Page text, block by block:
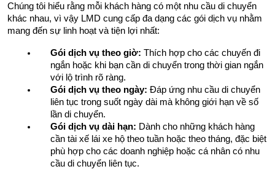
Chúng tôi hiểu rằng mỗi khách hàng có một nhu cầu di chuyển
khác nhau, vì vậy LMD cung cấp đa dạng các gói dịch vụ nhằm
mang đến sự linh hoạt và tiện lợi nhất:
Gói dịch vụ theo giờ: Thích hợp cho các chuyến đi
ngắn hoặc khi bạn cần di chuyển trong thời gian ngắn
với lộ trình rõ ràng.
Gói dịch vụ theo ngày: Đáp ứng nhu cầu di chuyển
liên tục trong suốt ngày dài mà không giới hạn về số
lần di chuyển.
Gói dịch vụ dài hạn: Dành cho những khách hàng
cần tài xế lái xe hộ theo tuần hoặc theo tháng, đặc biệt
phù hợp cho các doanh nghiệp hoặc cá nhân có nhu
cầu di chuyển liên tục.